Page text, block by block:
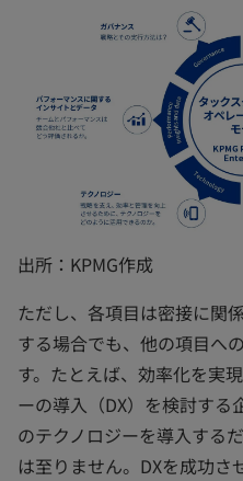
出所：KPMG作成
ただし、各項目は密接に関
する場合でも、他の項目へ
す。たとえば、効率化を実
ーの導入（DX）を検討する
のテクノロジーを導入する
は至りません。DXを成功